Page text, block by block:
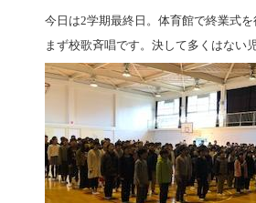
今日は2学期最終日。体育館で終業式を
まず校歌斉唱です。決して多くはない